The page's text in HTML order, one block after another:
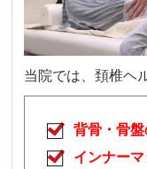
当院では、頚椎ヘ
背骨・骨
インナー